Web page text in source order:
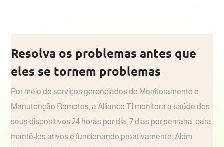
Resolva os problemas antes que
eles se tornem problemas
Por meio de serviços gerenciados de Monitoramento e
Manutenção Remotos, a Alliance TI monitora a saúde dos
seus dispositivos 24 horas por dia, 7 dias por semana, para
mantê-los ativos e funcionando proativamente. Além